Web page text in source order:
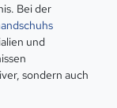
Bei der
und
sondern auch